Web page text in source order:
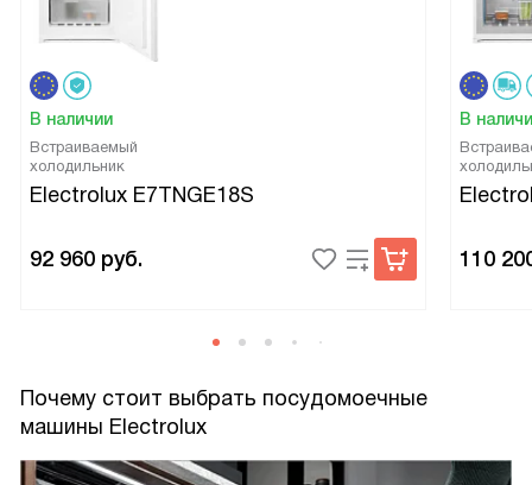
В наличии
Встраиваемый
холодильник
Electrolux E7TNGE18S
92 960 руб.
В
110
Почему стоит выбрать посудомоечные
машины Electrolux